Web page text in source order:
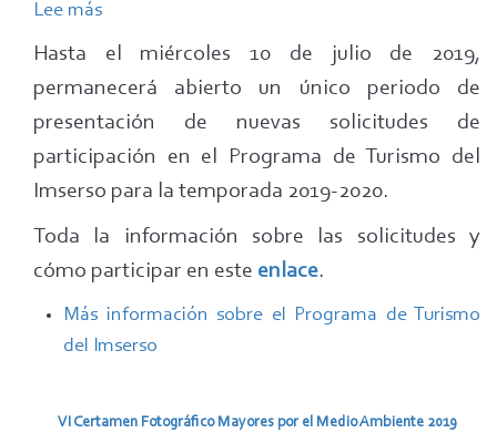
Tráfico
2019
'Mayores
Lee más
Hasta
julio,
abierto
el
plazo
solicitar
la
en
Hasta el miércoles 10 de julio de 2019,
permanecerá abierto un único periodo de
presentación de nuevas solicitudes de
participación en el Programa de Turismo del
Imserso para la temporada 2019-2020.
Toda la información sobre las solicitudes y
cómo participar en este enlace.
Más información sobre el Programa de Turismo
del Imserso
VI Certamen Fotográfico Mayores por el Medio Ambiente 2019